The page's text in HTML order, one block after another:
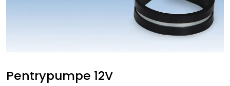
Pentrypumpe 12V